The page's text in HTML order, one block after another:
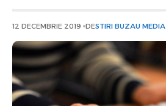
12 DECEMBRIE 2019 DESTIRI BUZAU MEDIA